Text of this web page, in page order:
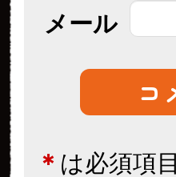
メール
＊ は必須項